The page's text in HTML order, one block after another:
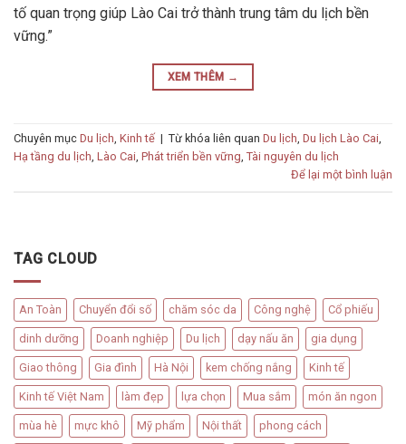
tố quan trọng giúp Lào Cai trở thành trung tâm du lịch bền
vững.”
XEM THÊM →
Chuyên mục Du lịch, Kinh tế | Từ khóa liên quan Du lịch, Du lịch Lào Cai,
Hạ tầng du lịch, Lào Cai, Phát triển bền vững, Tài nguyên du lịch
Để lại một bình luận
TAG CLOUD
An Toàn Chuyển đổi số chăm sóc da Công nghệ Cổ phiếu
dinh dưỡng Doanh nghiệp Du lịch dạy nấu ăn gia dụng
Giao thông Gia đình Hà Nội kem chống nắng Kinh tế
Kinh tế Việt Nam làm đẹp lựa chọn Mua sắm món ăn ngon
mùa hè mực khô Mỹ phẩm Nội thất phong cách